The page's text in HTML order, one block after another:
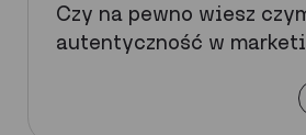
Czy na pewno wiesz
autentyczność w